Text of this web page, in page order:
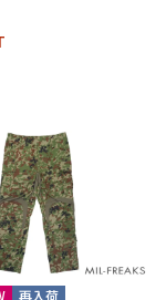
再入荷